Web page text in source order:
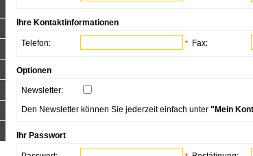
Ihre Kontaktinformationen
Telefon: * Fax:
Optionen
Newsletter:
Den Newsletter können Sie jederzeit einfach unter "Mein
Ihr Passwort